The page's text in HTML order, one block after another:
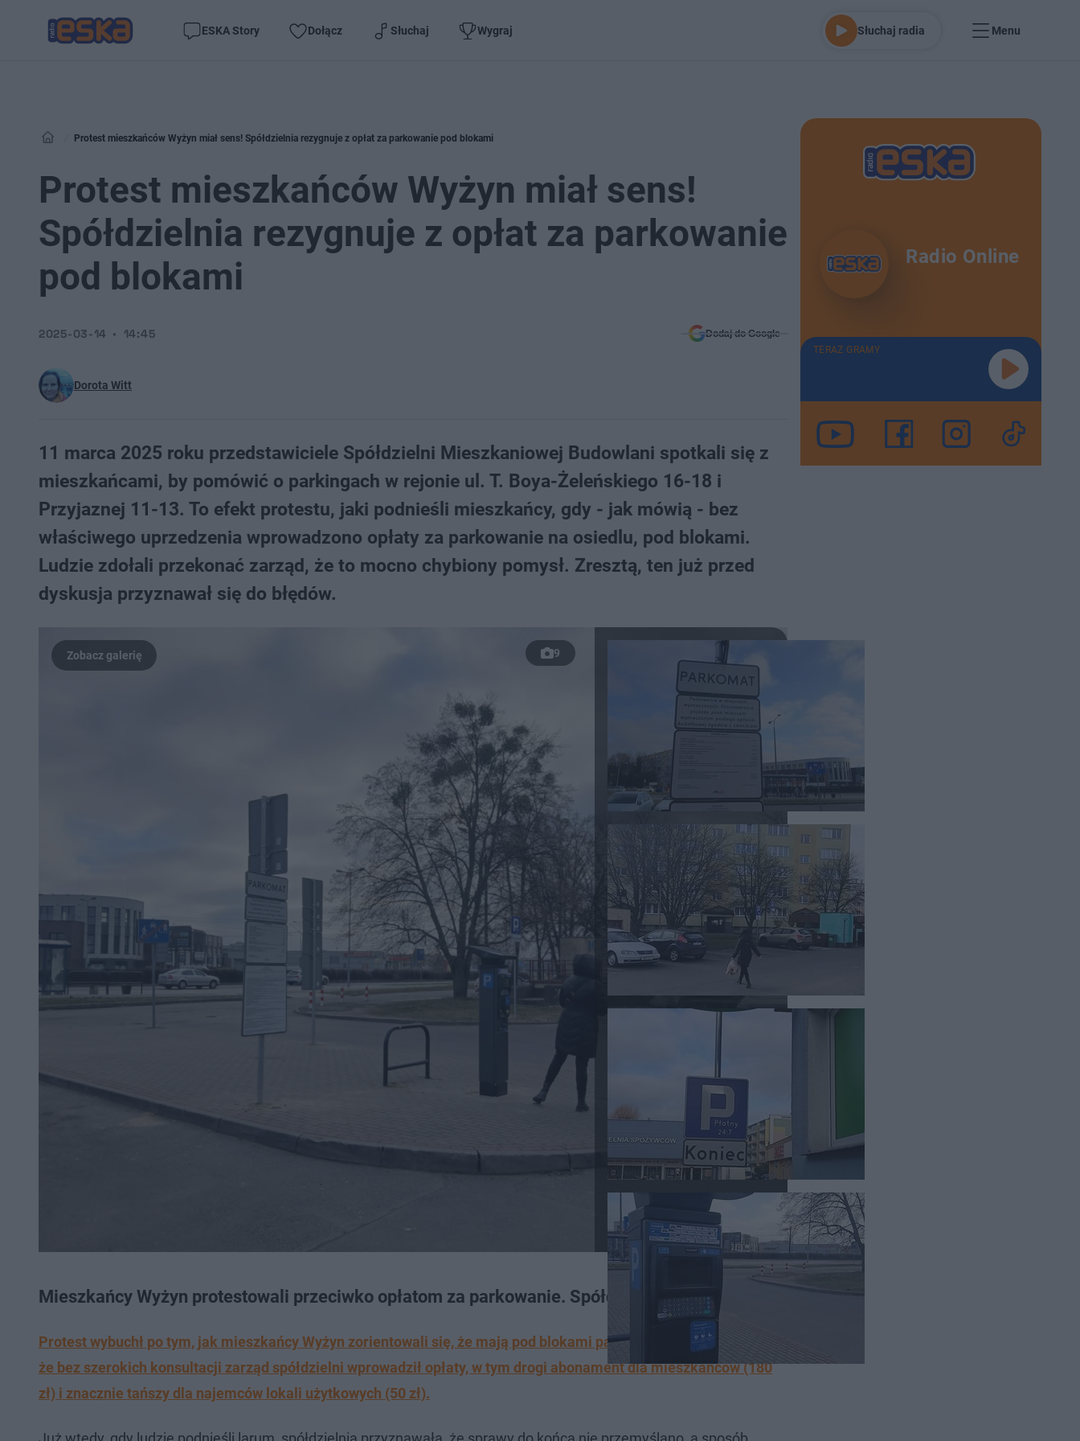
ESKA Story Dołącz Słuchaj Wygraj Słuchaj radia Menu
Protest mieszkańców Wyżyn miał sens! Spółdzielnia rezygnuje z opłat za parkowanie pod blokami
Protest mieszkańców Wyżyn miał sens!
Spółdzielnia rezygnuje z opłat za parkowanie
pod blokami
Dorota Witt
2025-03-14 14:45 Dodaj do Google
11 marca 2025 roku przedstawiciele Spółdzielni Mieszkaniowej Budowlani spotkali się z
mieszkańcami, by pomówić o parkingach w rejonie ul. T. Boya-Żeleńskiego 16-18 i
Przyjaznej 11-13. To efekt protestu, jaki podnieśli mieszkańcy, gdy - jak mówią - bez
właściwego uprzedzenia wprowadzono opłaty za parkowanie na osiedlu, pod blokami.
Ludzie zdołali przekonać zarząd, że to mocno chybiony pomysł. Zresztą, ten już przed
dyskusja przyznawał się do błędów.
9
Mieszkańcy Wyżyn protestowali przeciwko opłatom za parkowanie. Spółdzielnia się ugięła
Protest wybuchł po tym, jak mieszkańcy Wyżyn zorientowali się, że mają pod blokami parkomaty. Opowiadali nam,
że bez szerokich konsultacji zarząd spółdzielni wprowadził opłaty, w tym drogi abonament dla mieszkańców (180
zł) i znacznie tańszy dla najemców lokali użytkowych (50 zł).
Radio Online
TERAZ GRAMY